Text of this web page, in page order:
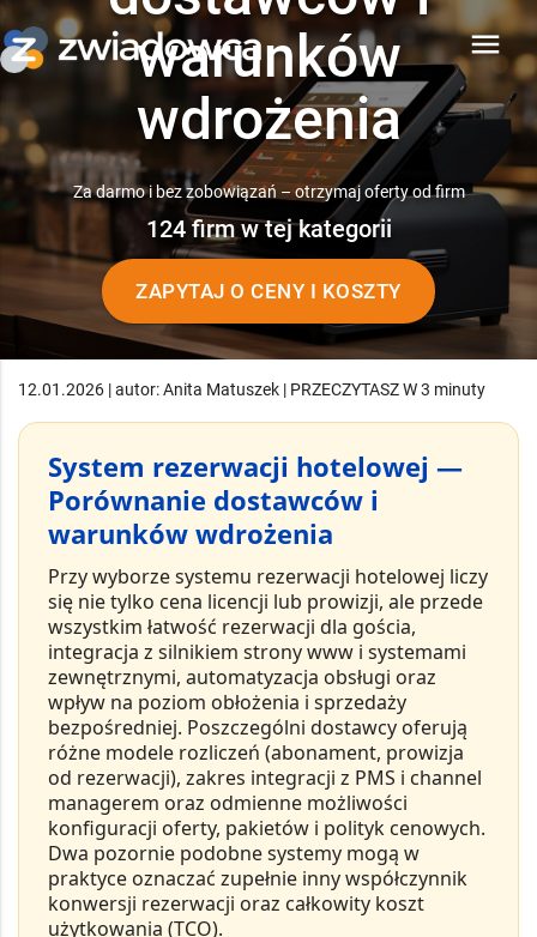
menu
warunków
wdrożenia
Za darmo i bez zobowiązań – otrzymaj oferty od firm
124 firm w tej kategorii
ZAPYTAJ O CENY I KOSZTY
12.01.2026 | autor: Anita Matuszek | PRZECZYTASZ W 3 minuty
System rezerwacji hotelowej —
Porównanie dostawców i
warunków wdrożenia
Przy wyborzesystemu rezerwacji hotelowej liczy
się nie tylko cena licencji lub prowizji, ale przede
wszystkim łatwość rezerwacji dla gościa,
integracja z silnikiem strony www i systemami
zewnętrznymi, automatyzacja obsługi oraz
wpływ na poziom obłożenia i sprzedaży
bezpośredniej. Poszczególni dostawcy oferują
różne modele rozliczeń (abonament, prowizja
od rezerwacji), zakres integracji z PMS i channel
managerem oraz odmienne możliwości
konfiguracji oferty, pakietów i polityk cenowych.
Dwa pozornie podobne systemy mogą w
praktyce oznaczać zupełnie innywspółczynnik
konwersji rezerwacji oraz całkowity koszt
użytkowania (TCO).